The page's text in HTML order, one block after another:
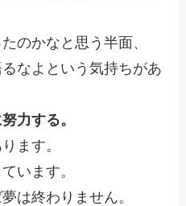
のかなと思う半面、
なよという気持ちがあ
力する。
ます。
います。
は終わりません。